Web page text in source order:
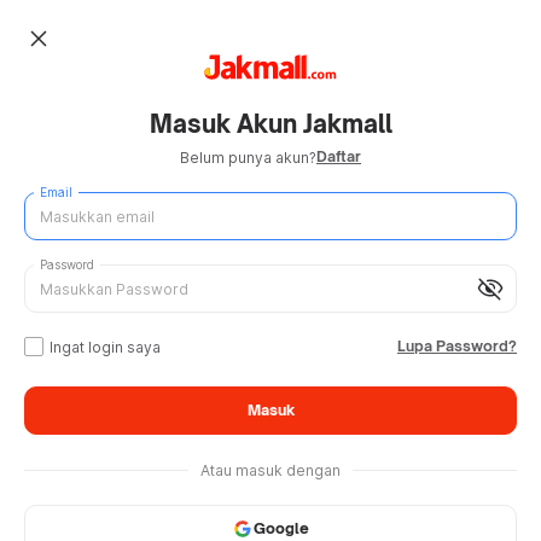
close
Masuk Akun Jakmall
Belum punya akun?Daftar
Email
visibility_off
Password
Ingat login saya Lupa Password?
Masuk
Atau masuk dengan
Google